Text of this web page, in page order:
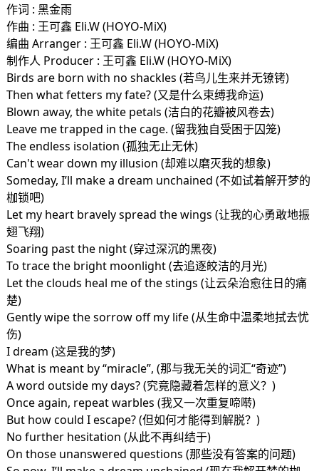
作词 : 黑金雨
作曲 : 王可鑫 Eli.W (HOYO-MiX)
编曲 Arranger : 王可鑫 Eli.W (HOYO-MiX)
制作人 Producer : 王可鑫 Eli.W (HOYO-MiX)
Birds are born with no shackles (若鸟儿生来并无镣铐)
Then what fetters my fate? (又是什么束缚我命运)
Blown away, the white petals (洁白的花瓣被风卷去)
Leave me trapped in the cage. (留我独自受困于囚笼)
The endless isolation (孤独无止无休)
Can't wear down my illusion (却难以磨灭我的想象)
Someday, I’ll make a dream unchained (不如试着解开梦的
枷锁吧)
Let my heart bravely spread the wings (让我的心勇敢地振
翅飞翔)
Soaring past the night (穿过深沉的黑夜)
To trace the bright moonlight (去追逐皎洁的月光)
Let the clouds heal me of the stings (让云朵治愈往日的痛
楚)
Gently wipe the sorrow off my life (从生命中温柔地拭去忧
伤)
I dream (这是我的梦)
What is meant by “miracle”, (那与我无关的词汇“奇迹”)
A word outside my days? (究竟隐藏着怎样的意义？)
Once again, repeat warbles (我又一次重复啼啭)
But how could I escape? (但如何才能得到解脱？)
No further hesitation (从此不再纠结于)
On those unanswered questions (那些没有答案的问题)